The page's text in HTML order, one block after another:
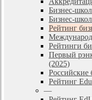
Бизнес-
Бизнес-
Рейтинг
Рейтинги
Первый
(2025)
Российские
Рейтинг
—